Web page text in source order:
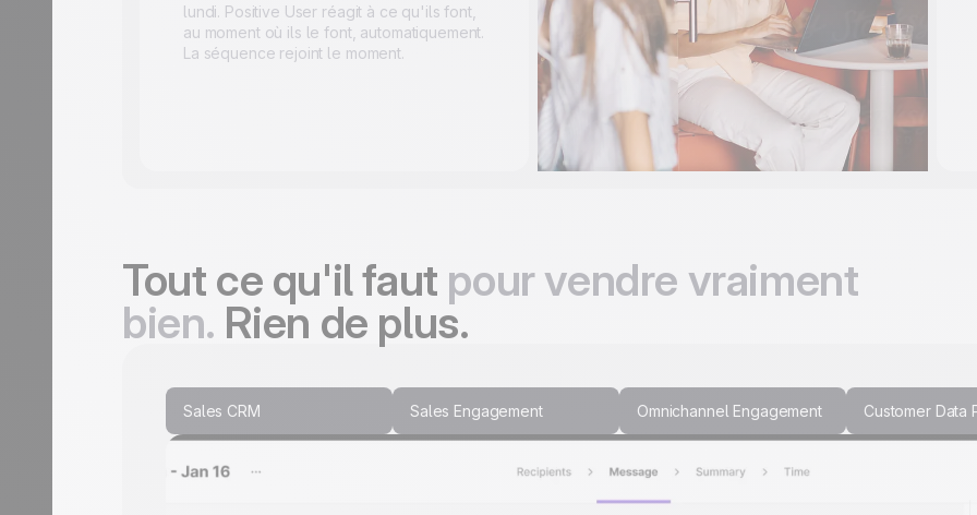
lundi. Positive User réagit à ce qu'ils font,
au moment où ils le font, automatiquement.
La séquence rejoint le moment.
Tout ce qu'il faut pour vendre vraiment
bien. Rien de plus.
Sales CRM Sales Engagement Omnichannel Engagement Customer Data